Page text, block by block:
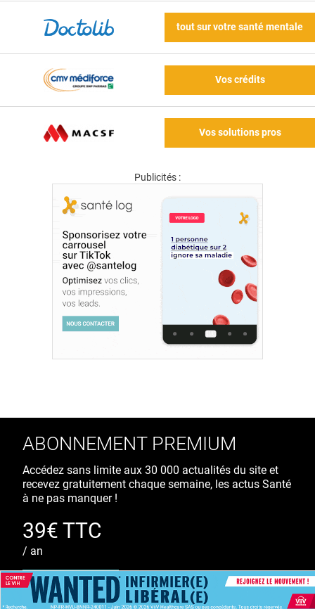
tout sur votre santé mentale
Vos crédits
Vos solutions pros
Publicités :
ABONNEMENT PREMIUM
Accédez sans limite aux 30 000 actualités du site et
recevez gratuitement chaque semaine, les actus Santé
à ne pas manquer !
39€ TTC
/ an
S'ABONNER